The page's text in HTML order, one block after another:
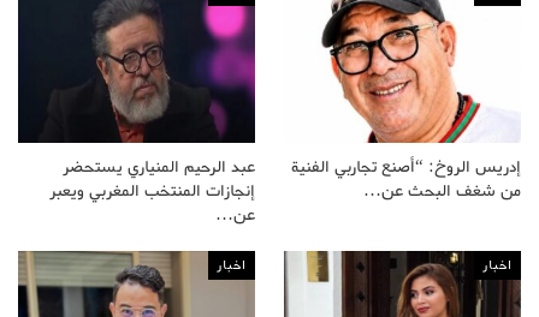
إدريس الروخ: “أصنع تجاربي الفنية
من شغف البحث عن…
عبد الرحيم المنياري يستحضر
إنجازات المنتخب المغربي ويعبر
عن…
اخبار اخبار